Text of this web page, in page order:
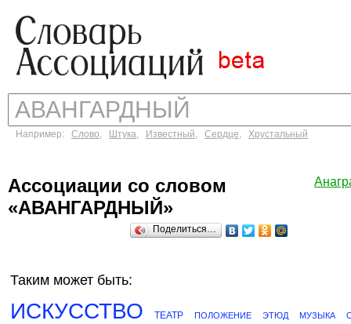
Например: Слово, Штука, Известный, Сердце, Хрустальный
Ассоциации со словом
«АВАНГАРДНЫЙ»
Поделиться…
Таким может быть:
ИСКУССТВО ТЕАТР ПОЛОЖЕНИЕ ЭТЮД МУЗЫКА